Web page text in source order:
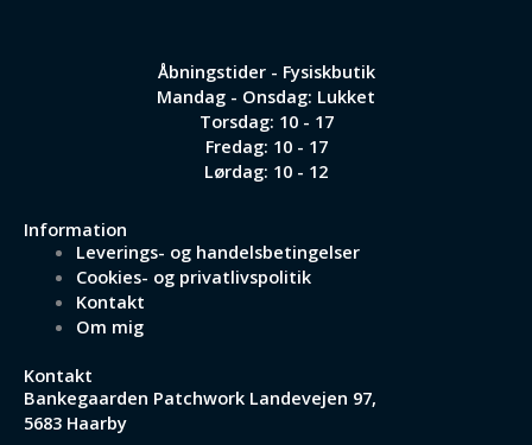
Åbningstider - Fysiskbutik
Mandag - Onsdag: Lukket
Torsdag: 10 - 17
Fredag: 10 - 17
Lørdag: 10 - 12
Information
Leverings- og handelsbetingelser
Cookies- og privatlivspolitik
Kontakt
Om mig
Kontakt
Bankegaarden Patchwork Landevejen 97,
5683 Haarby